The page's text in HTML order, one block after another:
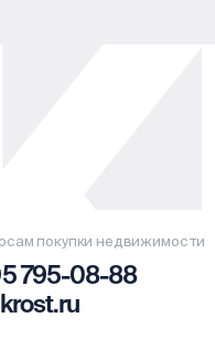
покупки недвижимости
795-08-88